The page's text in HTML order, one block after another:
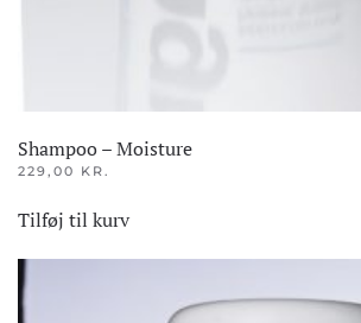
Shampoo – Moisture
229,00 KR.
Tilføj til kurv